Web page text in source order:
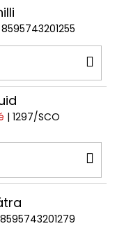
8595743201255
| 1297/SCO
8595743201279